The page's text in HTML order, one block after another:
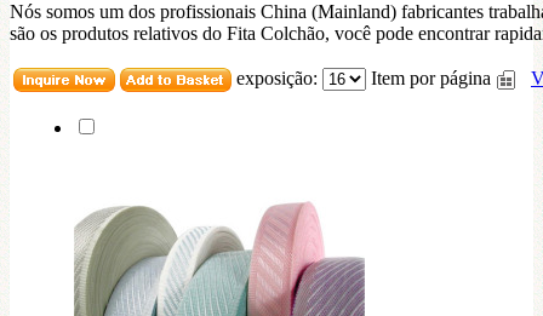
Nós somos um dos profissionais China (Mainland) fabricantes
são os produtos relativos do Fita Colchão, você pode encontrar
exposição: Item por página